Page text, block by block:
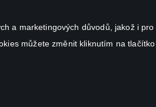
a marketingových důvodů, jakož i
můžete změnit kliknutím na
Canal+